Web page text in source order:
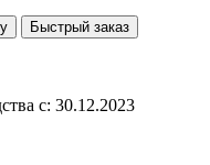
Быстрый заказ
с: 30.12.2023